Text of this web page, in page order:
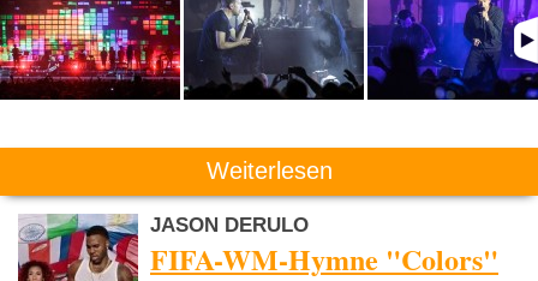
Weiterlesen
JASON DERULO
FIFA-WM-Hymne "Colors"